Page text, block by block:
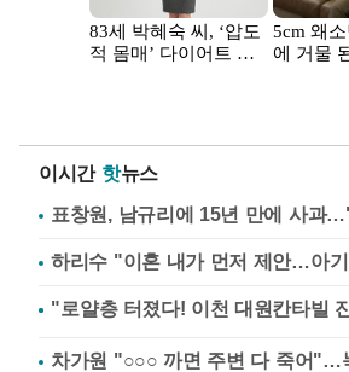
이시간 핫뉴스
표창원, 남규리에 15년 만에 사과
하리수 "이혼 내가 먼저 제안…아
차가원 "○○○ 까면 주변 다 죽어"…